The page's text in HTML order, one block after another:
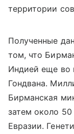
территории
Полученные
том, что
Индией еще во
Гондвана.
Бирманская
затем около
Евразии.